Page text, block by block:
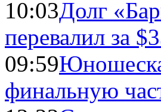
10:03Долг
перевалил за
09:59
финальную